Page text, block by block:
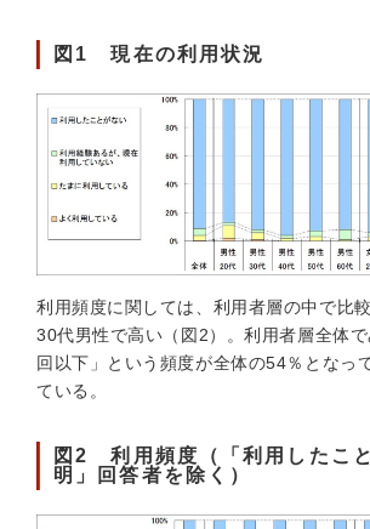
図1 現在の利用状況
利用頻度に関しては、利用者層の中で比
30代男性で高い（図2）。利用者層全体
回以下」という頻度が全体の54％となっ
ている。
図2 利用頻度（「利用したこ
明」回答者を除く）